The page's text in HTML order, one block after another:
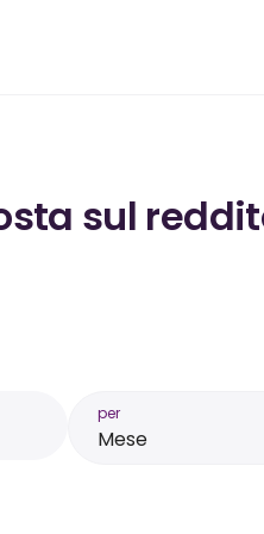
sul
per
Mese